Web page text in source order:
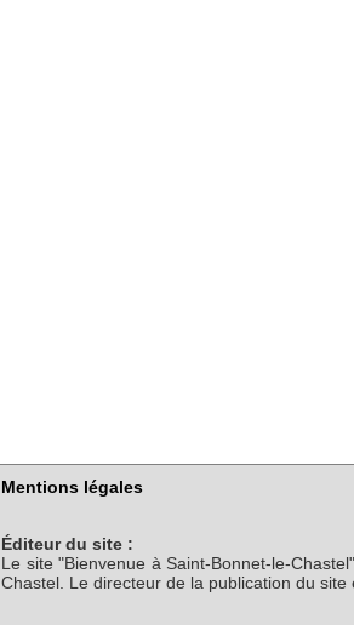
Mentions légales
Éditeur du site :
Le site "Bienvenue à Saint-Bonnet-le-
Chastel. Le directeur de la publication du